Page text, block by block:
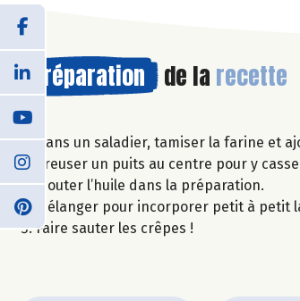
Préparation de la recette
Dans un saladier, tamiser la farine et
Creuser un puits au centre pour y
Ajouter l’huile dans la préparation.
Mélanger pour incorporer petit à petit
Faire sauter les crêpes !